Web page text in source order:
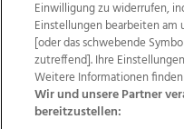
Wir über uns
Datenschutz
AGB Website
Einwilligung zu widerrufen,
Einstellungen bearbeiten am
[oder das schwebende
zutreffend]. Ihre
Weitere Informationen
Wir und unsere Partner
bereitzustellen: